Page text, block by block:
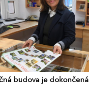
budova je dokončená